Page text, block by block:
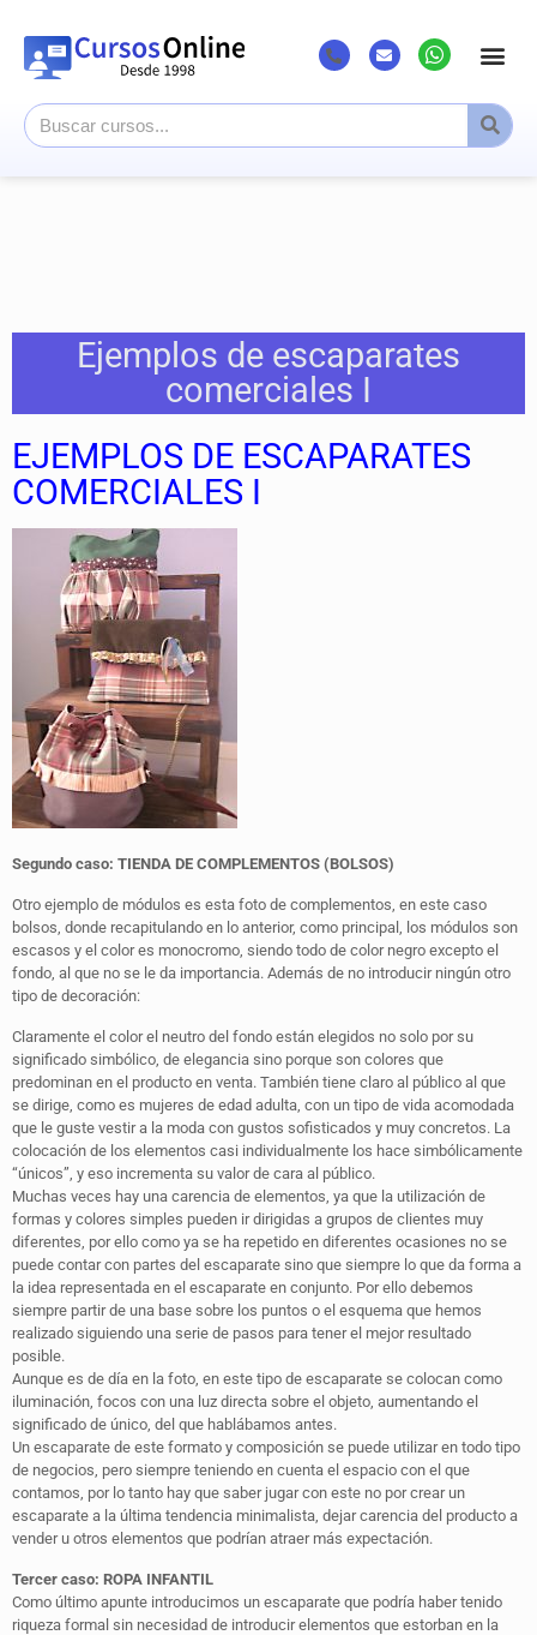
Ejemplos de escaparates
comerciales I
EJEMPLOS DE ESCAPARATES
COMERCIALES I
Segundo caso: TIENDA DE COMPLEMENTOS (BOLSOS)
Otro ejemplo de módulos es esta foto de complementos, en este caso
bolsos, donde recapitulando en lo anterior, como principal, los módulos son
escasos y el color es monocromo, siendo todo de color negro excepto el
fondo, al que no se le da importancia. Además de no introducir ningún otro
tipo de decoración:
Claramente el color el neutro del fondo están elegidos no solo por su
significado simbólico, de elegancia sino porque son colores que
predominan en el producto en venta. También tiene claro al público al que
se dirige, como es mujeres de edad adulta, con un tipo de vida acomodada
que le guste vestir a la moda con gustos sofisticados y muy concretos. La
colocación de los elementos casi individualmente los hace simbólicamente
“únicos”, y eso incrementa su valor de cara al público.
Muchas veces hay una carencia de elementos, ya que la utilización de
formas y colores simples pueden ir dirigidas a grupos de clientes muy
diferentes, por ello como ya se ha repetido en diferentes ocasiones no se
puede contar con partes del escaparate sino que siempre lo que da forma a
la idea representada en el escaparate en conjunto. Por ello debemos
siempre partir de una base sobre los puntos o el esquema que hemos
realizado siguiendo una serie de pasos para tener el mejor resultado
posible.
Aunque es de día en la foto, en este tipo de escaparate se colocan como
iluminación, focos con una luz directa sobre el objeto, aumentando el
significado de único, del que hablábamos antes.
Un escaparate de este formato y composición se puede utilizar en todo tipo
de negocios, pero siempre teniendo en cuenta el espacio con el que
contamos, por lo tanto hay que saber jugar con este no por crear un
escaparate a la última tendencia minimalista, dejar carencia del producto a
vender u otros elementos que podrían atraer más expectación.
Tercer caso: ROPA INFANTIL
Como último apunte introducimos un escaparate que podría haber tenido
riqueza formal sin necesidad de introducir elementos que estorban en la